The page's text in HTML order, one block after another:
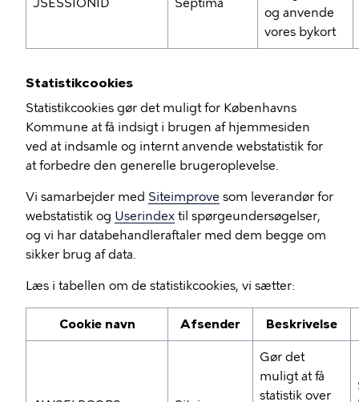
JSESSIONID Septima
og anvende
vores bykort
Statistikcookies
Statistikcookies gør det muligt for Københavns
Kommune at få indsigt i brugen af hjemmesiden
ved at indsamle og internt anvende webstatistik for
at forbedre den generelle brugeroplevelse.
Vi samarbejder med Siteimprove som leverandør for
webstatistik og Userindex til spørgeundersøgelser,
og vi har databehandleraftaler med dem begge om
sikker brug af data.
Læs i tabellen om de statistikcookies, vi sætter:
Cookie navn Afsender Beskrivelse
Gør det
muligt at få
statistik over